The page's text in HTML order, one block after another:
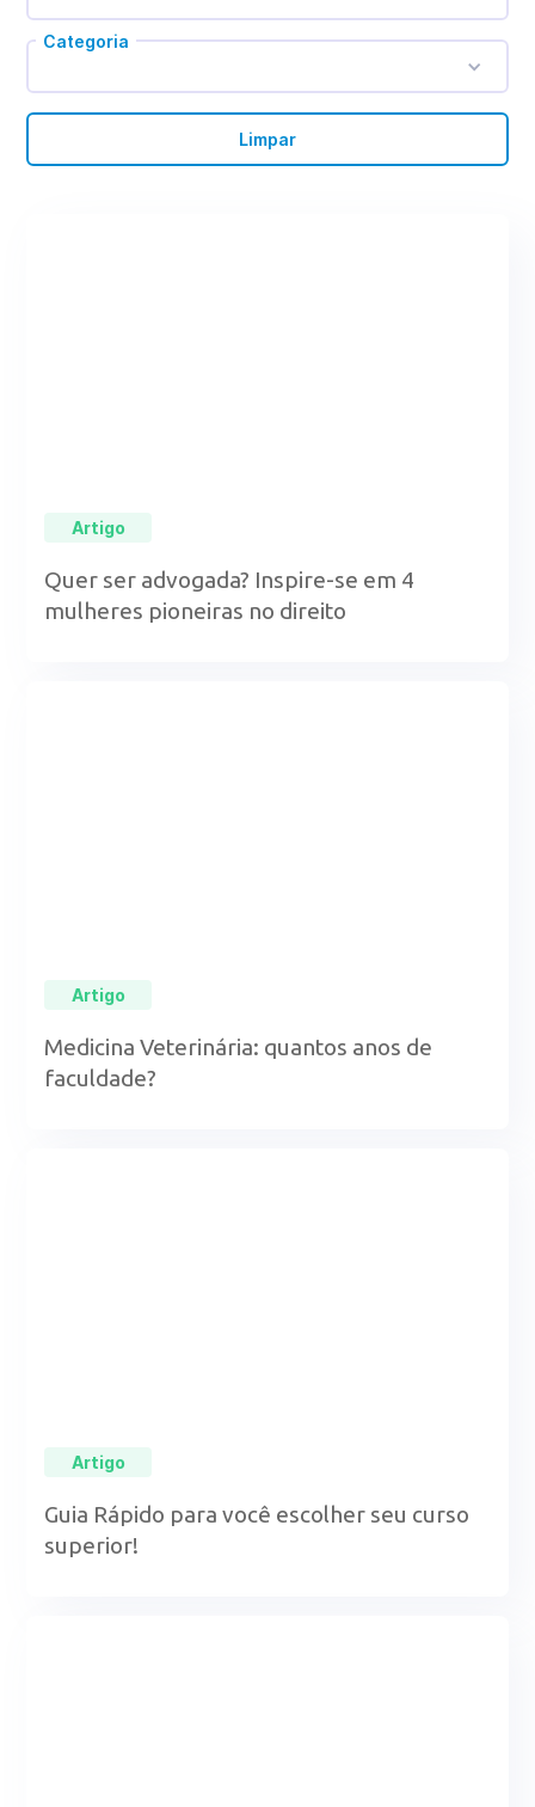
Categoria
Limpar
Artigo
Quer ser advogada? Inspire-se em 4
mulheres pioneiras no direito
Artigo
Medicina Veterinária: quantos anos de
faculdade?
Artigo
Guia Rápido para você escolher seu curso
superior!